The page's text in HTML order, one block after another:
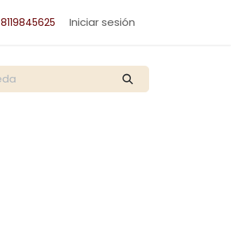
8119845625 Iniciar sesión